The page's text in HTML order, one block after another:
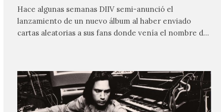
Hace algunas semanas DIIV semi-anunció el
lanzamiento de un nuevo álbum al haber enviado
cartas aleatorias a sus fans donde venía el nombre de